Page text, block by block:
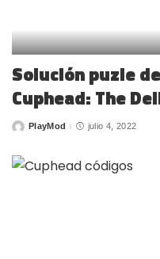
Solución puzle
Cuphead: The
PostedPlayMod julio 4, 2022